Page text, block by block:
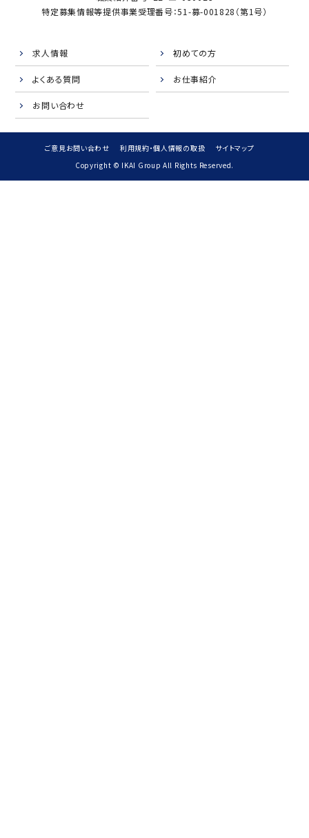
特定募集情報等提供事業受理番号：51-募-001828（第1号）
求人情報 初めての方
よくある質問 お仕事紹介
お問い合わせ
ご意見お問い合わせ 利用規約・個人情報の取扱
サイトマップ
Copyright © IKAI Group All Rights Reserved.